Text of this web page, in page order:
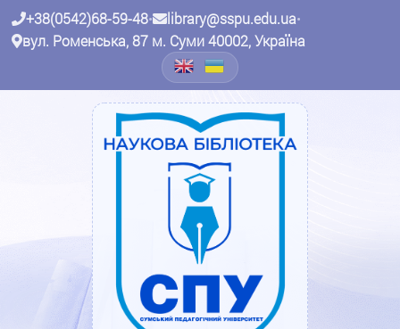
+38(0542)68-59-48• library@sspu.edu.ua•
вул. Роменська, 87 м. Суми 40002, Україна